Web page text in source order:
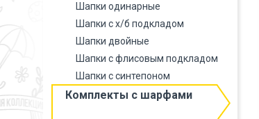
Шапки одинарные
Шапки с х/б подкладом
Шапки двойные
Шапки с флисовым подкладом
Шапки с синтепоном
Комплекты с шарфами